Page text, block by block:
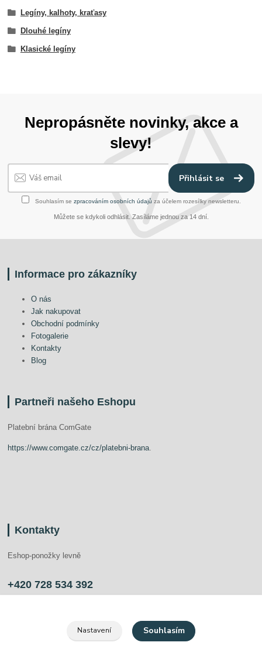
Legíny, kalhoty, kraťasy
Dlouhé legíny
Klasické legíny
Nepropásněte novinky, akce a
slevy!
Přihlásit se
Souhlasím se zpracováním osobních údajů za účelem rozesílky newsletteru.
Můžete se kdykoli odhlásit. Zasíláme jednou za 14 dní.
Informace pro zákazníky
O nás
Jak nakupovat
Obchodní podmínky
Fotogalerie
Kontakty
Blog
Partneři našeho Eshopu
Platební brána ComGate
https://www.comgate.cz/cz/platebni-brana.
Kontakty
Eshop-ponožky levně
+420 728 534 392
Nastavení Souhlasím